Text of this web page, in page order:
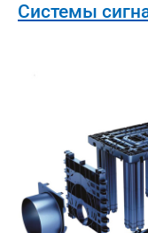
Системы